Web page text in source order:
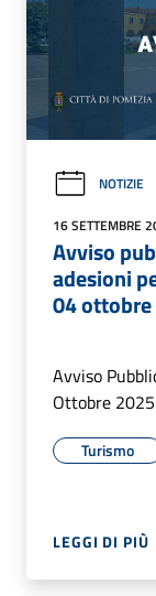
NOTIZIE
16 SETTEMBRE
Avviso
adesioni
04
Avviso
Ottobre 2025
Turismo
LEGGI DI PIÙ